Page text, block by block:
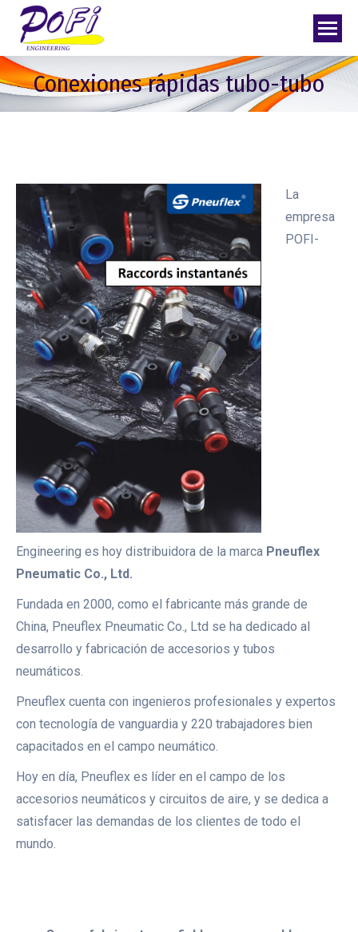
Conexiones rápidas tubo-tubo
La
empresa
POFI-
Engineering es hoy distribuidora de la marca Pneuflex
Pneumatic Co., Ltd.
Fundada en 2000, como el fabricante más grande de
China, Pneuflex Pneumatic Co., Ltd se ha dedicado al
desarrollo y fabricación de accesorios y tubos
neumáticos.
Pneuflex cuenta con ingenieros profesionales y expertos
con tecnología de vanguardia y 220 trabajadores bien
capacitados en el campo neumático.
Hoy en día, Pneuflex es líder en el campo de los
accesorios neumáticos y circuitos de aire, y se dedica a
satisfacer las demandas de los clientes de todo el
mundo.